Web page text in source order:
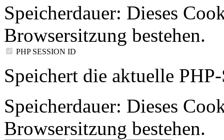
Speicherdauer: Dieses
Browsersitzung bestehen.
PHP SESSION ID
Speichert die aktuelle
Speicherdauer: Dieses
Browsersitzung bestehen.